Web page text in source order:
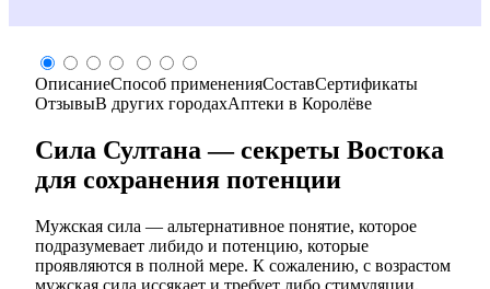
ОписаниеСпособ примененияСоставСертификаты
ОтзывыВ других городахАптеки в Королёве
Сила Султана — секреты Востока
для сохранения потенции
Мужская сила — альтернативное понятие, которое
подразумевает либидо и потенцию, которые
проявляются в полной мере. К сожалению, с возрастом
мужская сила иссякает и требует либо стимуляции,